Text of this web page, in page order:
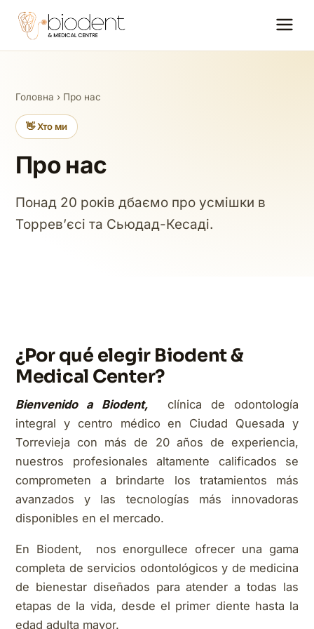
Головна › Про нас
👋 Хто ми
Про нас
Понад 20 років дбаємо про усмішки в
Торревʼєсі та Сьюдад-Кесаді.
¿Por qué elegir Biodent &
Medical Center?
Bienvenido a Biodent, clínica de odontología
integral y centro médico en Ciudad Quesada y
Torrevieja con más de 20 años de experiencia,
nuestros profesionales altamente calificados se
comprometen a brindarte los tratamientos más
avanzados y las tecnologías más innovadoras
disponibles en el mercado.
En Biodent, nos enorgullece ofrecer una gama
completa de servicios odontológicos y de medicina
de bienestar diseñados para atender a todas las
etapas de la vida, desde el primer diente hasta la
edad adulta mayor.